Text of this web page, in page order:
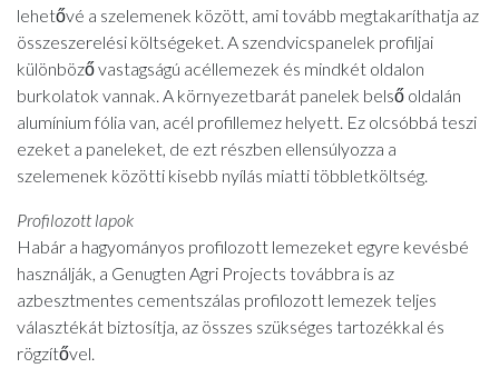
lehetővé a szelemenek között, ami tovább megtakaríthatja az
összeszerelési költségeket. A szendvicspanelek profiljai
különböző vastagságú acéllemezek és mindkét oldalon
burkolatok vannak. A környezetbarát panelek belső oldalán
alumínium fólia van, acél profillemez helyett. Ez olcsóbbá teszi
ezeket a paneleket, de ezt részben ellensúlyozza a
szelemenek közötti kisebb nyílás miatti többletköltség.
Profilozott lapok
Habár a hagyományos profilozott lemezeket egyre kevésbé
használják, a Genugten Agri Projects továbbra is az
azbesztmentes cementszálas profilozott lemezek teljes
választékát biztosítja, az összes szükséges tartozékkal és
rögzítővel.